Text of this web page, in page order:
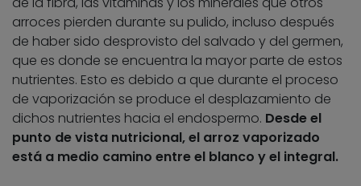
arroces pierden durante su pulido, incluso después
de haber sido desprovisto del salvado y del germen,
que es donde se encuentra la mayor parte de estos
nutrientes. Esto es debido a que durante el proceso
de vaporización se produce el desplazamiento de
dichos nutrientes hacia el endospermo. Desde el
punto de vista nutricional, el arroz vaporizado
está a medio camino entre el blanco y el integral.